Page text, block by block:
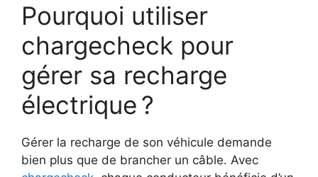
Pourquoi utiliser
chargecheck pour
gérer sa recharge
électrique ?
Gérer la recharge de son véhicule demande
bien plus que de brancher un câble. Avec